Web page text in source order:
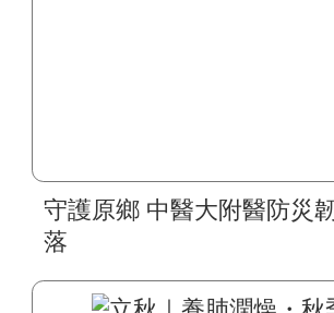
守護原鄉 中醫大附醫防災
落